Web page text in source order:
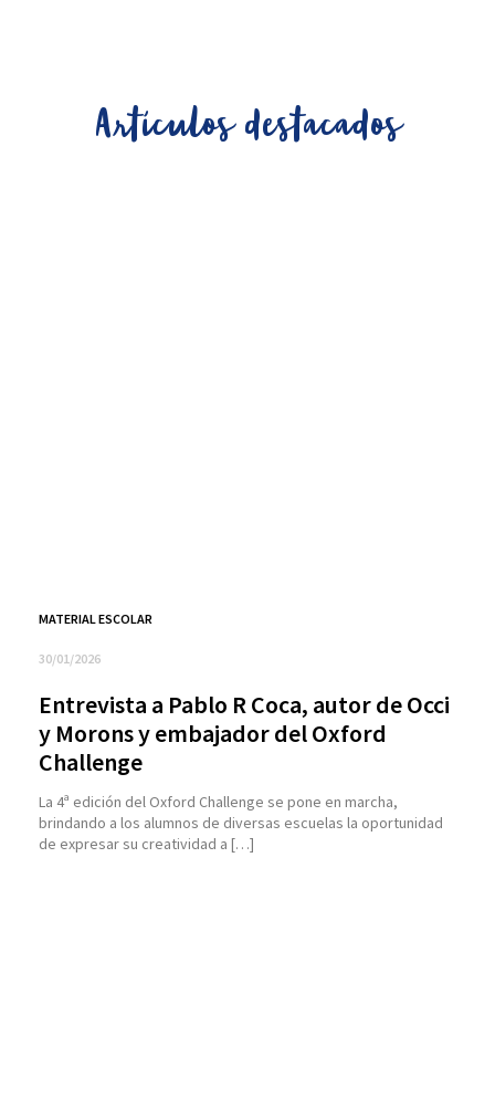
Artículos destacados
MATERIAL ESCOLAR
30/01/2026
Entrevista a Pablo R Coca, autor de Occi
y Morons y embajador del Oxford
Challenge
La 4ª edición del Oxford Challenge se pone en marcha,
brindando a los alumnos de diversas escuelas la oportunidad
de expresar su creatividad a […]